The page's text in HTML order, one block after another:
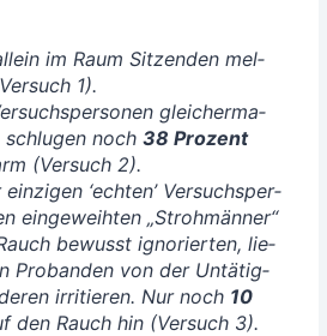
im Raum Sit­zen­den mel­
1).
glei­cher­ma­
schlu­gen noch38 Pro­zent
(Ver­such 2).
‘ech­ten’ Ver­suchs­per­
ein­ge­weih­ten „Stroh­män­ner“
bewusst igno­rier­ten, lie­
Pro­ban­den von der Untä­tig­
irri­tie­ren. Nur noch 10
den Rauch hin (Ver­such 3).